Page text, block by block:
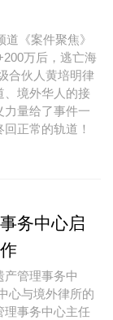
《案件聚焦》
万后，逃亡海
合伙人黄培明律
、境外华人的接
力量给了事件一
正常的轨道！
务中心启
产管理事务中
心与境外律所的
理事务中心主任